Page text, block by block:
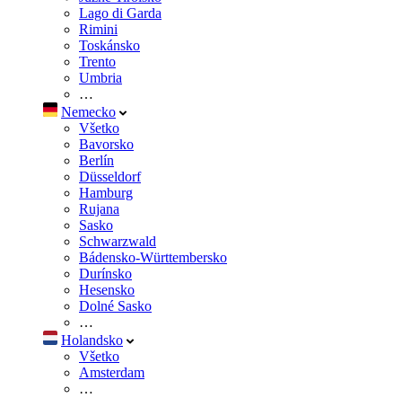
Lago di Garda
Rimini
Toskánsko
Trento
Umbria
…
Nemecko
Všetko
Bavorsko
Berlín
Düsseldorf
Hamburg
Rujana
Sasko
Schwarzwald
Bádensko-Württembersko
Durínsko
Hesensko
Dolné Sasko
…
Holandsko
Všetko
Amsterdam
…